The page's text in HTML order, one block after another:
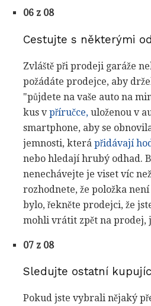
06 z 08
Cestujte s některými
Zvláště při prodeji garáže
požádáte prodejce, aby
"půjdete na vaše auto na
kus vpříručce, uloženou v
smartphone, aby se
jemnosti, která přidávají
nebo hledají hrubý odhad.
nenechávejte je viset víc
rozhodnete, že položka
bylo, řekněte prodejci, že
mohli vrátit zpět na prodej,
07 z 08
Sledujte ostatní
Pokud jste vybrali nějaký